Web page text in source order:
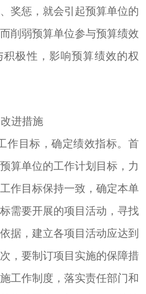
奖惩，就会引起预算单位的
削弱预算单位参与预算绩效
极性，影响预算绩效的权
进措施
作目标，确定绩效指标。首
算单位的工作计划目标，力
作目标保持一致，确定本单
需要开展的项目活动，寻找
据，建立各项目活动应达到
，要制订项目实施的保障措
工作制度，落实责任部门和